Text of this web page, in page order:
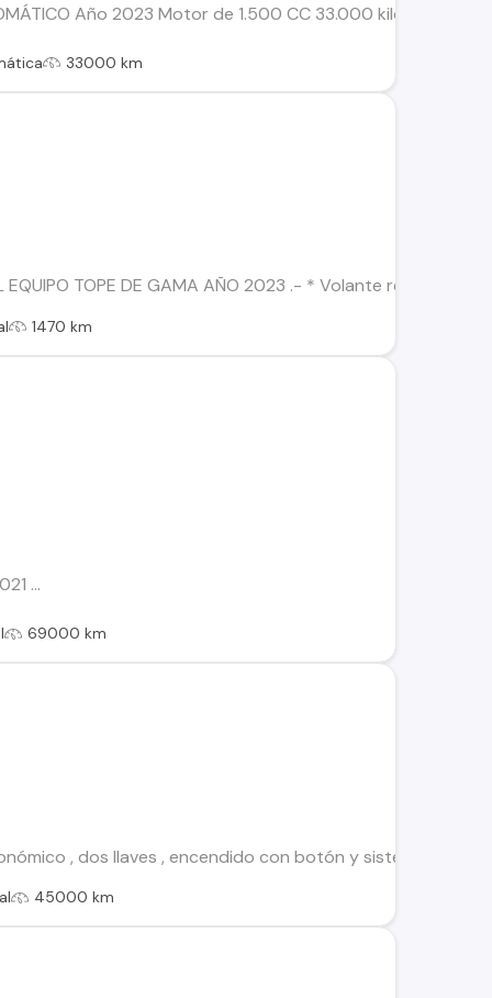
Año 2023 Motor de 1.500 CC 33.000
33000 km
EQUIPO TOPE DE GAMA AÑO 2023 .- * Volante
1470 km
...
69000 km
, dos llaves , encendido con botón y sistema de
45000 km